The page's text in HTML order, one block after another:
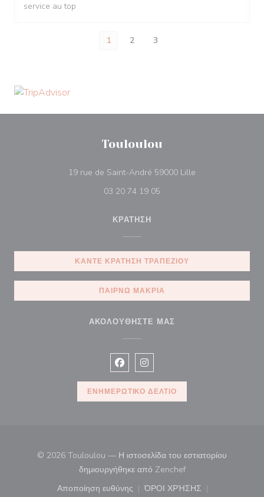
service au top
1 2 3
Touloulou
19 rue de Saint-André 59000 Lille
03 20 74 19 05
ΚΡΆΤΗΣΗ
ΚΆΝΤΕ ΚΡΆΤΗΣΗ ΤΡΑΠΕΖΙΟΎ
ΠΑΊΡΝΩ ΜΑΚΡΙΆ
ΑΚΟΛΟΥΘΉΣΤΕ ΜΑΣ
Facebook ((ανοίγει σε νέο
Instagram ((ανοίγει σε νέο
ΕΝΗΜΕΡΩΤΙΚΌ ΔΕΛΤΊΟ
© 2026 Touloulou — Η ιστοσελίδα του εστιατορίου
δημιουργήθηκε από Zenchef((ανοίγει σε νέο
Αποποίηση ευθύνης
((ανοίγει σε νέο παράθυρο))
ΌΡΟΙ ΧΡΉΣΗΣ
((ανοίγει σε νέο